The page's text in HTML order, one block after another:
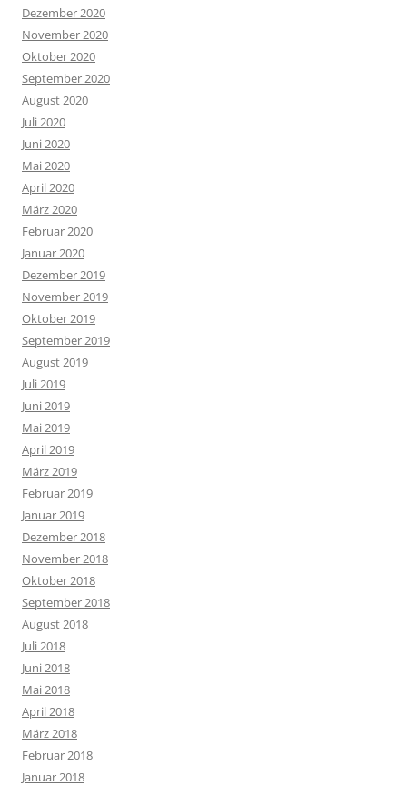
Dezember 2020
November 2020
Oktober 2020
September 2020
August 2020
Juli 2020
Juni 2020
Mai 2020
April 2020
März 2020
Februar 2020
Januar 2020
Dezember 2019
November 2019
Oktober 2019
September 2019
August 2019
Juli 2019
Juni 2019
Mai 2019
April 2019
März 2019
Februar 2019
Januar 2019
Dezember 2018
November 2018
Oktober 2018
September 2018
August 2018
Juli 2018
Juni 2018
Mai 2018
April 2018
März 2018
Februar 2018
Januar 2018